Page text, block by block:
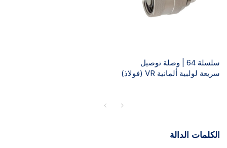
سلسلة 64 | وصلة توصيل
سريعة لولبية ألمانية VR (فولاذ)
الكلمات الدالة